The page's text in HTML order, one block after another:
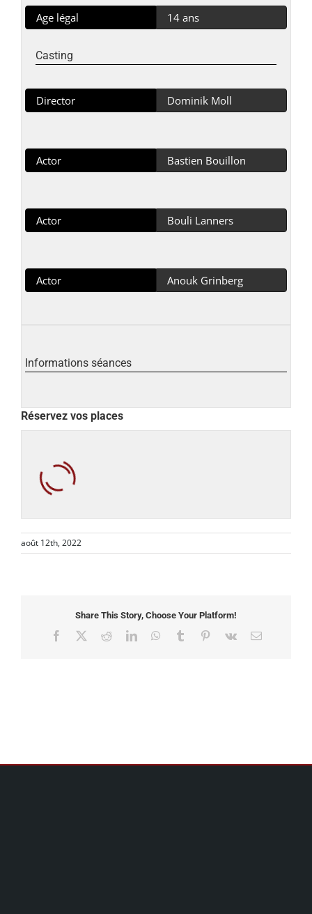
Age légal 14 ans
Casting
Director Dominik Moll
Actor Bastien Bouillon
Actor Bouli Lanners
Actor Anouk Grinberg
Informations séances
Réservez vos places
août 12th, 2022
Share This Story, Choose Your Platform!
Facebook RedditLinkedInWhatsApp
Tumblr Pinterest
Vk Email